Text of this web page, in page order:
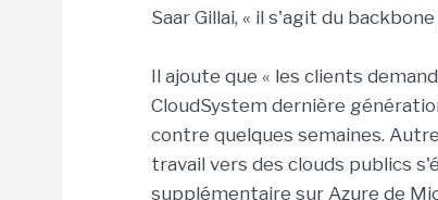
Saar Gillai, « il s'agit du
Il ajoute que « les clients
CloudSystem dernière
contre quelques semaines.
travail vers des clouds publics
supplémentaire sur Azure de